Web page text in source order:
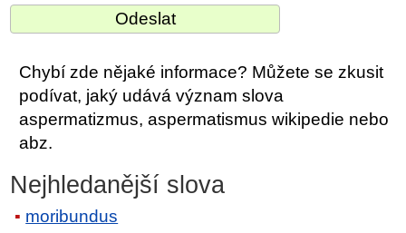
Chybí zde nějaké informace? Můžete se zkusit
podívat, jaký udává význam slova
aspermatizmus, aspermatismus wikipedie nebo
abz.
Nejhledanější slova
moribundus